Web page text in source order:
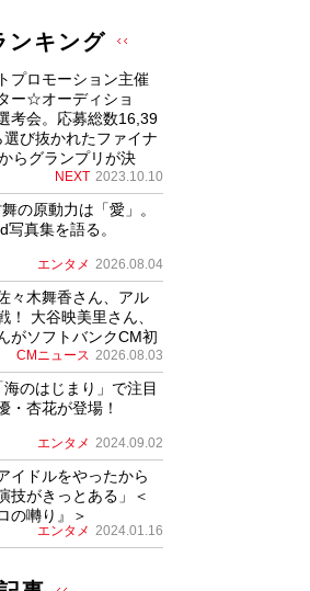
ンキング
プロモーション主催
ー☆オーディショ
考会。応募総数16,39
び抜かれたファイナ
らグランプリが決
NEXT 2023.10.10
の原動力は「愛」。
写真集を語る。
エンタメ 2026.08.04
々木舞香さん、アル
！ 大谷映美里さん、
がソフトバンクCM初
CMニュース 2026.08.03
海のはじまり」で注目
・杏花が登場！
エンタメ 2024.09.02
イドルをやったから
技がきっとある」＜
の囀り』＞
エンタメ 2024.01.16